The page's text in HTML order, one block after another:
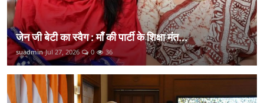
जेन जी बेटी का स्वैग : माँ की पार्टी के शिक्षा मंत...
suadmin Jul 27, 2026 0 36